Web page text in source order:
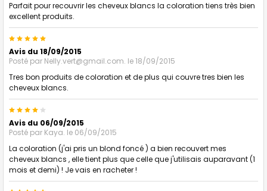
Parfait pour recouvrir les cheveux blancs la coloration tiens très bien
excellent produits.
5
Avis du 18/09/2015
Posté par Nelly.vert@gmail.com. le 18/09/2015
Tres bon produits de coloration et de plus qui couvre tres bien les
cheveux blancs.
Avis du 06/09/2015
Posté par Kaya. le 06/09/2015
La coloration (j'ai pris un blond foncé ) a bien recouvert mes
cheveux blancs , elle tient plus que celle que j'utilisais auparavant (1
mois et demi) ! Je vais en racheter !